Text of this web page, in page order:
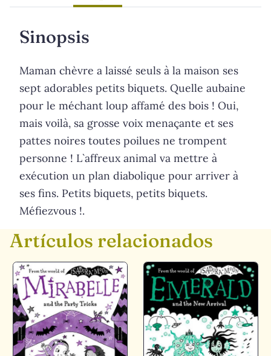
Sinopsis
Maman chèvre a laissé seuls à la maison ses
sept adorables petits biquets. Quelle aubaine
pour le méchant loup affamé des bois ! Oui,
mais voilà, sa grosse voix menaçante et ses
pattes noires toutes poilues ne trompent
personne ! L`affreux animal va mettre à
exécution un plan diabolique pour arriver à
ses fins. Petits biquets, petits biquets.
Méfiezvous !.
Artículos relacionados